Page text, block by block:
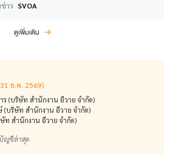
าว SVOA
ดูเพิ่มเติม
ธ.ค. 2569)
(บริษัท สำนักงาน อีวาย จำกัด)
(บริษัท สำนักงาน อีวาย จำกัด)
ท สำนักงาน อีวาย จำกัด)
ญชีล่าสุด